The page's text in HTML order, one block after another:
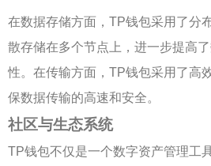
在数据存储方面，TP钱包采用了分
散存储在多个节点上，进一步提高
性。在传输方面，TP钱包采用了高
保数据传输的高速和安全。
社区与生态系统
TP钱包不仅是一个数字资产管理工